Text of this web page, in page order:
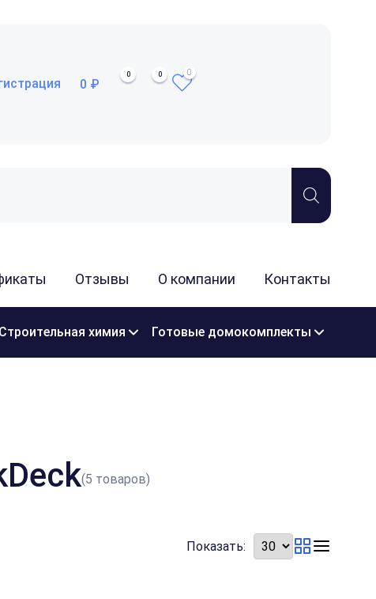
0 ₽
0 0 0
Отзывы О компании Контакты
Строительная химия Готовые домокомплекты
(5 товаров)
Показать: